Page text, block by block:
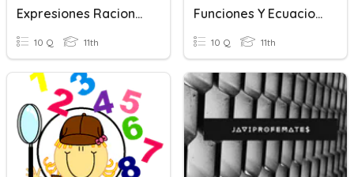
Expresiones Racionales
10 Q 11th
Funciones Y Ecuaciones
10 Q 11th